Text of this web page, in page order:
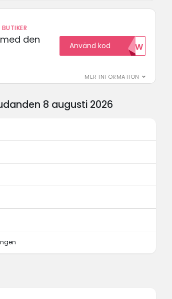
den
MER INFORMATION
Använd kod 15NOW
8 augusti 2026